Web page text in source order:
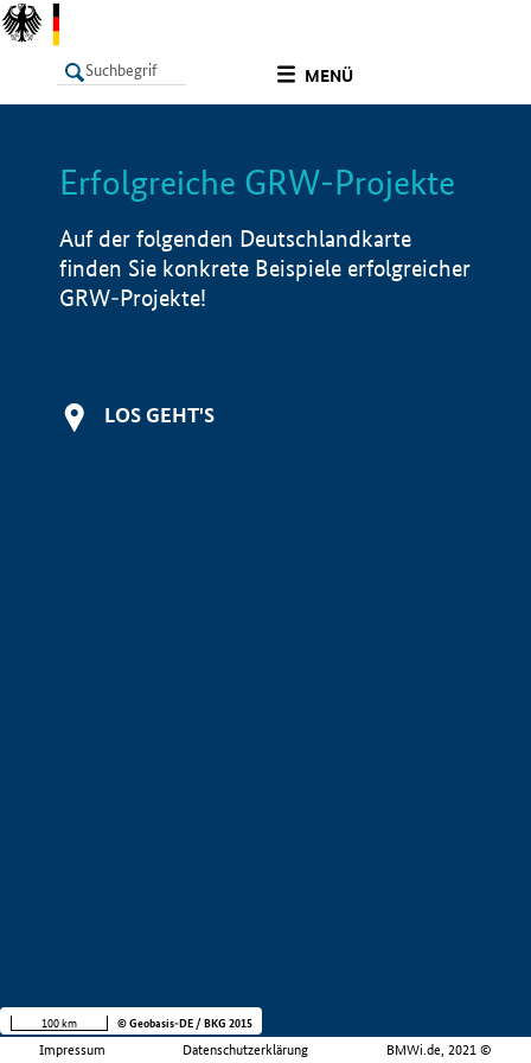
MENÜ
LISTE Info
Erfolgreiche GRW-Projekte
Auf der folgenden Deutschlandkarte
finden Sie konkrete Beispiele erfolgreicher
GRW-Projekte!
LOS GEHT'S
Impressum Datenschutzerklärung BMWi.de, 2021 ©
100 km © Geobasis-DE / BKG 2015